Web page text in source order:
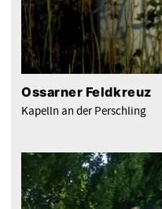
Ossarner Feldkreuz
Kapelln an der Perschling